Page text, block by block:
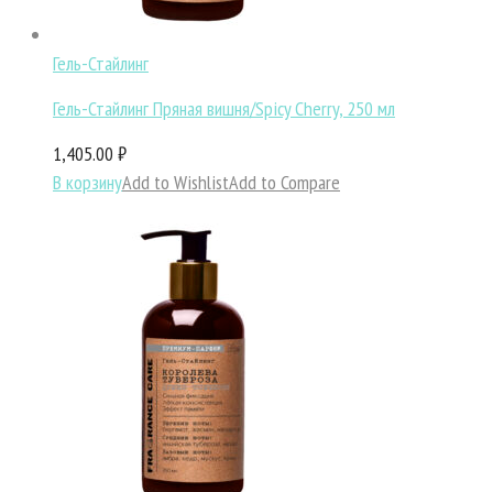
Гель-Стайлинг
Гель-Стайлинг Пряная вишня/Spicy Cherry, 250 мл
1,405.00 ₽
В корзинуAdd to WishlistAdd to Compare